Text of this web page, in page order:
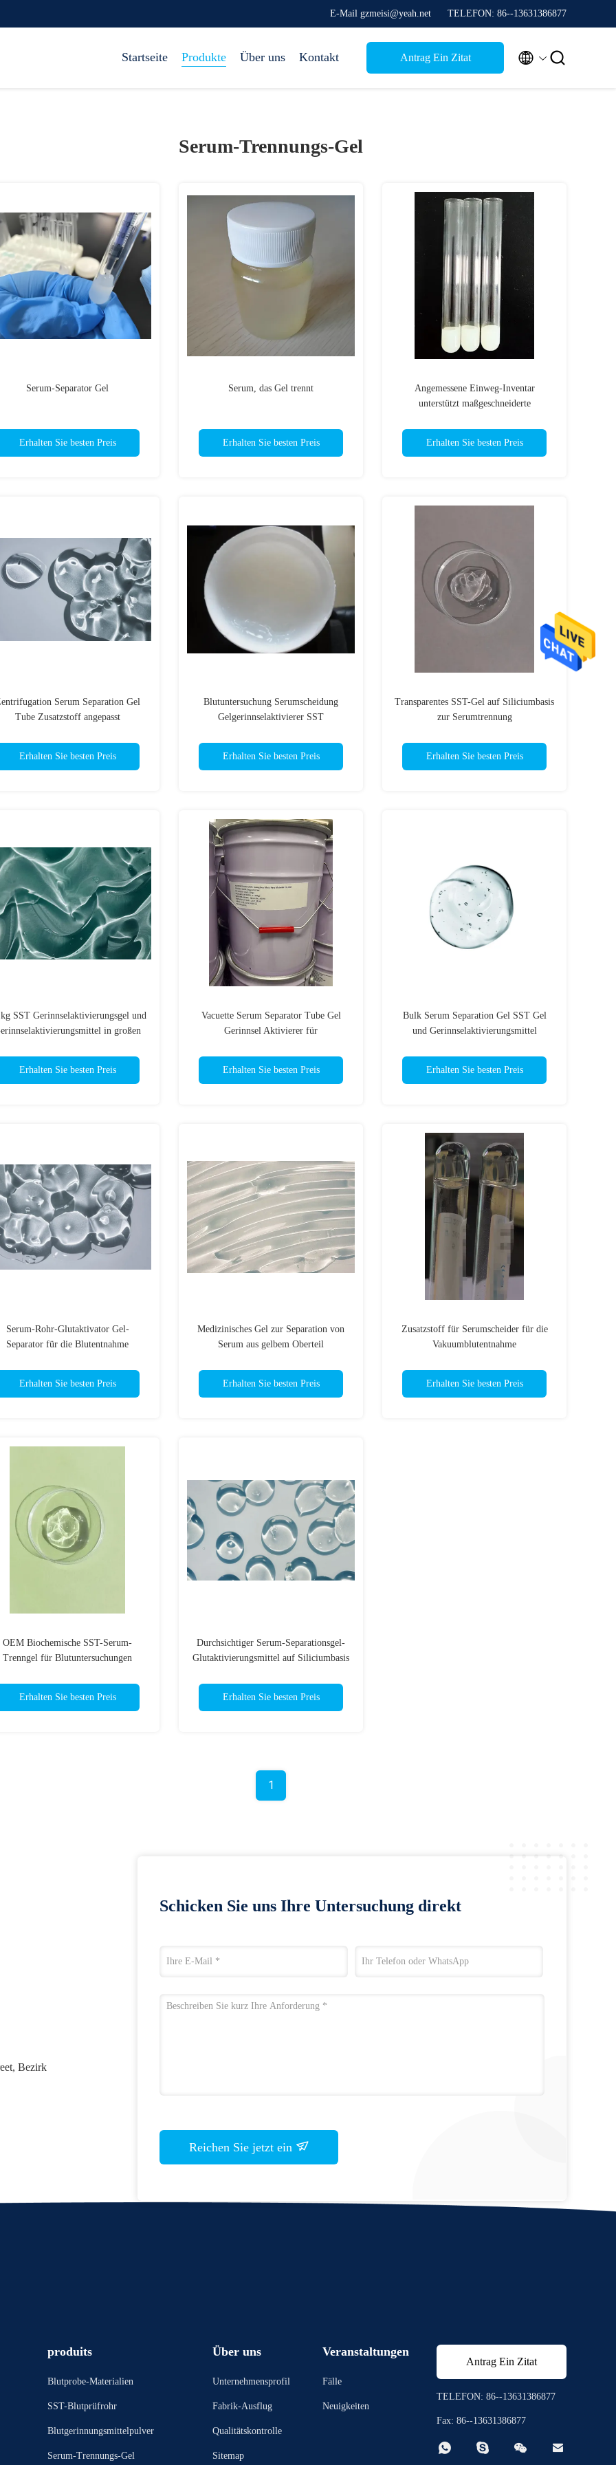
E-Mail gzmeisi@yeah.net TELEFON: 86--13631386877
Startseite Produkte Über uns Kontakt Antrag Ein Zitat  
Serum-Trennungs-Gel
Serum-Separator Gel
Erhalten Sie besten Preis
Serum, das Gel trennt
Erhalten Sie besten Preis
Angemessene Einweg-Inventar
unterstützt maßgeschneiderte
Erhalten Sie besten Preis
Serum Separation Gel
Tube Zusatzstoff angepasst
Erhalten Sie besten Preis
Blutuntersuchung Serumscheidung
Gelgerinnselaktivierer SST
Erhalten Sie besten Preis
Transparentes SST-Gel auf Siliciumbasis
zur Serumtrennung
Erhalten Sie besten Preis
SST Gerinnselaktivierungsgel und
in großen
Erhalten Sie besten Preis
Vacuette Serum Separator Tube Gel
Gerinnsel Aktivierer für
Erhalten Sie besten Preis
Bulk Serum Separation Gel SST Gel
und Gerinnselaktivierungsmittel
Erhalten Sie besten Preis
Serum-Rohr-Glutaktivator Gel-
Separator für die Blutentnahme
Erhalten Sie besten Preis
Medizinisches Gel zur Separation von
Serum aus gelbem Oberteil
Erhalten Sie besten Preis
Zusatzstoff für Serumscheider für die
Vakuumblutentnahme
Erhalten Sie besten Preis
OEM Biochemische SST-Serum-
Trenngel für Blutuntersuchungen
Erhalten Sie besten Preis
Durchsichtiger Serum-Separationsgel-
Glutaktivierungsmittel auf Siliciumbasis
Erhalten Sie besten Preis
1
Bezirk
Schicken Sie uns Ihre Untersuchung direkt
Reichen Sie jetzt ein
produits
Blutprobe-Materialien
SST-Blutprüfrohr
Blutgerinnungsmittelpulver
Serum-Trennungs-Gel
Über uns
Unternehmensprofil
Fabrik-Ausflug
Qualitätskontrolle
Sitemap
Veranstaltungen
Fälle
Neuigkeiten
Antrag Ein Zitat
TELEFON: 86--13631386877
Fax: 86--13631386877
   